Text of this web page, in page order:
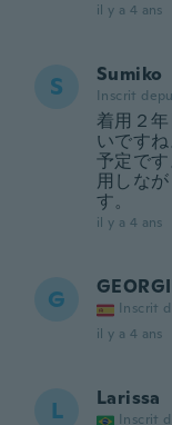
il y a 4 ans
S Sumiko
Inscrit
着用２
いです
予定で
用しな
す。
il y a 4 ans
G Inscrit
il y a 4 ans
L Larissa
Inscrit